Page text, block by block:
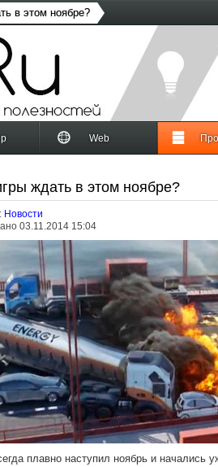
в этом ноябре?
Web
ждать в этом ноябре?
Новости
03.11.2014 15:04
плавно наступил ноябрь и начались